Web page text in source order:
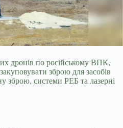
дронів по російському ВПК,
зброю для засобів
зброю, системи РЕБ та лазерні